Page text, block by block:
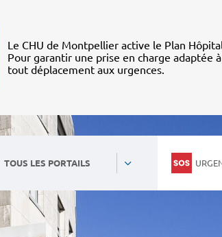
Le CHU de Montpellier active le Plan
Pour garantir une prise en charge adaptée
tout déplacement aux urgences.
TOUS LES PORTAILS